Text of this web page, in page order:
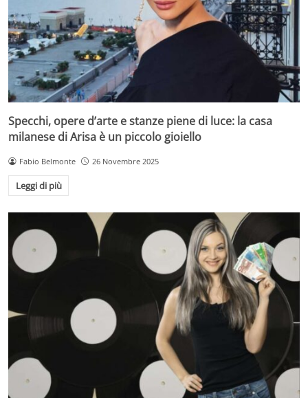
Specchi, opere d’arte e stanze piene di luce: la casa
milanese di Arisa è un piccolo gioiello
Fabio Belmonte 26 Novembre 2025
Leggi di più